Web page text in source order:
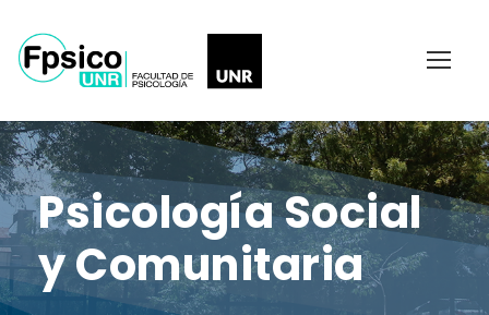
Psicología Social
y Comunitaria